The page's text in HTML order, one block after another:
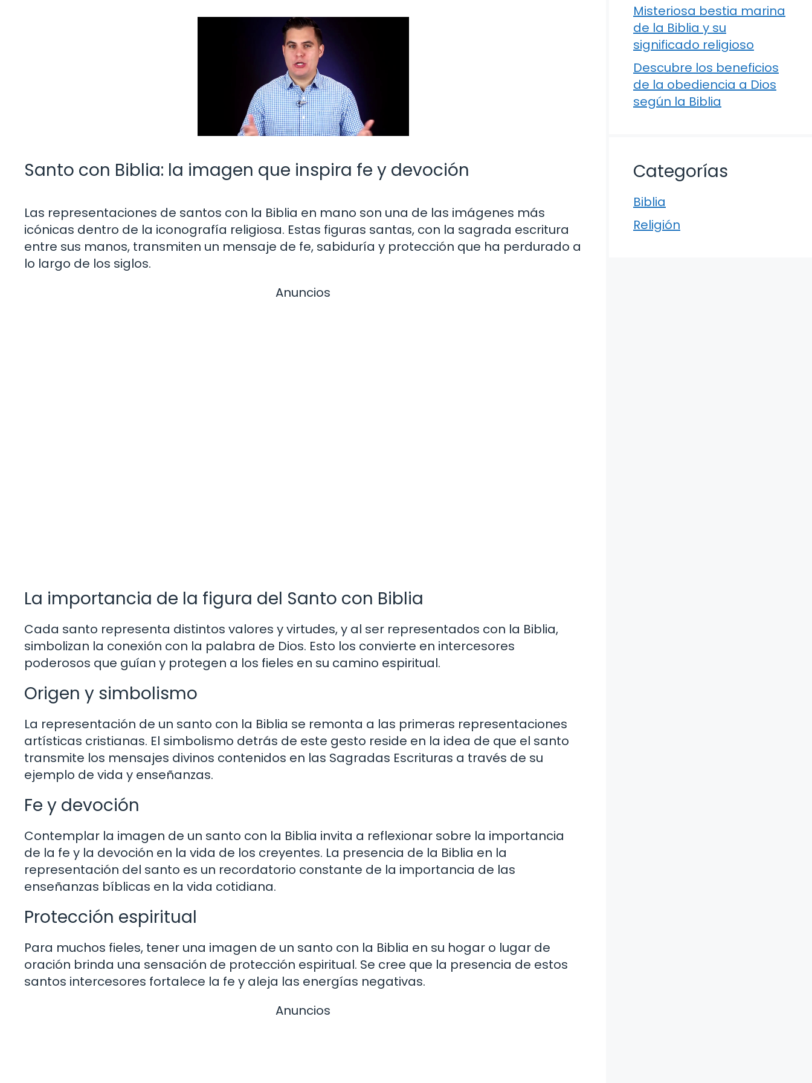
Santo con Biblia: la imagen que inspira fe y devoción
Las representaciones de santos con la Biblia en mano son una de las imágenes más
icónicas dentro de la iconografía religiosa. Estas figuras santas, con la sagrada escritura
entre sus manos, transmiten un mensaje de fe, sabiduría y protección que ha perdurado a
lo largo de los siglos.
Anuncios
La importancia de la figura del Santo con Biblia
Cada santo representa distintos valores y virtudes, y al ser representados con la Biblia,
simbolizan la conexión con la palabra de Dios. Esto los convierte en intercesores
poderosos que guían y protegen a los fieles en su camino espiritual.
Origen y simbolismo
La representación de un santo con la Biblia se remonta a las primeras representaciones
artísticas cristianas. El simbolismo detrás de este gesto reside en la idea de que el santo
transmite los mensajes divinos contenidos en las Sagradas Escrituras a través de su
ejemplo de vida y enseñanzas.
Fe y devoción
Contemplar la imagen de un santo con la Biblia invita a reflexionar sobre la importancia
de la fe y la devoción en la vida de los creyentes. La presencia de la Biblia en la
representación del santo es un recordatorio constante de la importancia de las
enseñanzas bíblicas en la vida cotidiana.
Protección espiritual
Para muchos fieles, tener una imagen de un santo con la Biblia en su hogar o lugar de
oración brinda una sensación de protección espiritual. Se cree que la presencia de estos
santos intercesores fortalece la fe y aleja las energías negativas.
Anuncios
Misteriosa bestia marina
de la Biblia y su
significado religioso
Descubre los beneficios
de la obediencia a Dios
según la Biblia
Categorías
Biblia
Religión